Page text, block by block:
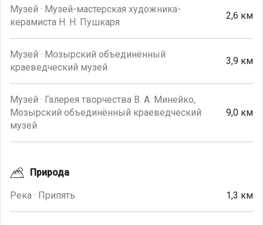
Музей · Музей-мастерская художника-
керамиста Н. Н. Пушкаря
2,6 км
Музей · Мозырский объединённый
краеведческий музей
3,9 км
Музей · Галерея творчества В. А. Минейко,
Мозырский объединённый краеведческий
музей
9,0 км
Природа
Река · Припять 1,3 км